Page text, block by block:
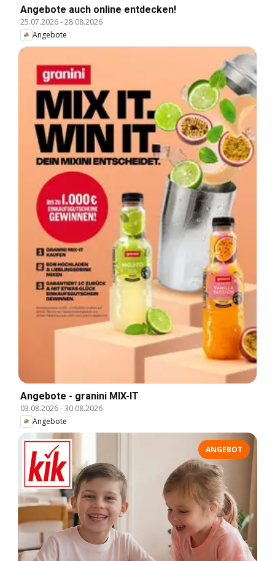
Angebote auch online entdecken!
25.07.2026-28.08.2026
Angebote
Angebote - granini MIX-IT
03.08.2026-30.08.2026
Angebote
ANGEBOT